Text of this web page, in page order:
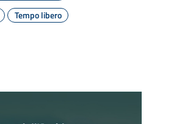
Tempo libero